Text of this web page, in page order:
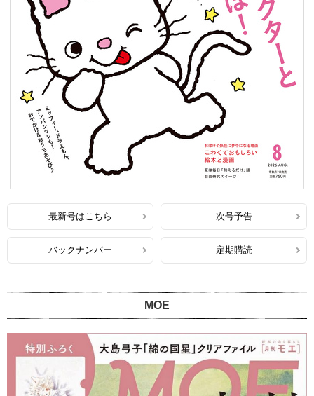
最新号はこちら 次号予告
バックナンバー 定期購読
MOE